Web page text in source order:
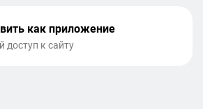
как приложение
доступ к сайту